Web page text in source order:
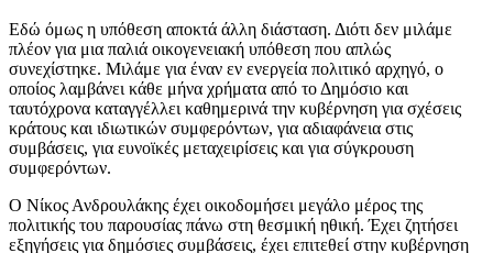
Εδώ όμως η υπόθεση αποκτά άλλη διάσταση. Διότι δεν μιλάμε
πλέον για μια παλιά οικογενειακή υπόθεση που απλώς
συνεχίστηκε. Μιλάμε για έναν εν ενεργεία πολιτικό αρχηγό, ο
οποίος λαμβάνει κάθε μήνα χρήματα από το Δημόσιο και
ταυτόχρονα καταγγέλλει καθημερινά την κυβέρνηση για σχέσεις
κράτους και ιδιωτικών συμφερόντων, για αδιαφάνεια στις
συμβάσεις, για ευνοϊκές μεταχειρίσεις και για σύγκρουση
συμφερόντων.
Ο Νίκος Ανδρουλάκης έχει οικοδομήσει μεγάλο μέρος της
πολιτικής του παρουσίας πάνω στη θεσμική ηθική. Έχει ζητήσει
εξηγήσεις για δημόσιες συμβάσεις, έχει επιτεθεί στην κυβέρνηση